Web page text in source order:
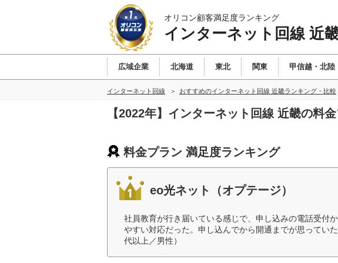
オリコン顧客満足度ランキング
インターネット回線 近
広域企業 北海道 東北 関東 甲信越・北陸
インターネット回線 おすすめのインターネット回線 近畿ランキング・比較
【2022年】インターネット回線 近畿の料
料金プラン 満足度ランキング
eo光ネット（オプテージ）
社員教育が行き届いている感じで、申し込みの電話受付
やすい対応だった。申し込んでから開通までが思ってい
代以上／男性）